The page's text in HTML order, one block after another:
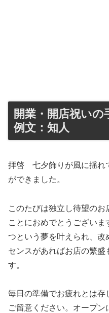
開業・開店祝い
例文：知人
拝啓 七夕飾りが風に揺れ
ができました。
このたびは独立し待望のお
ことにおめでとうござい
つという夢を叶えられ、
センスがあればお店の繁盛
す。
毎日の準備でお疲れとは存
ご留意ください。オープ